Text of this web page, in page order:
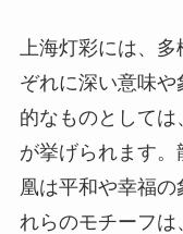
上海灯彩には、
ぞれに深い意味
的なものとして
が挙げられます
凰は平和や幸福の
れらのモチーフは